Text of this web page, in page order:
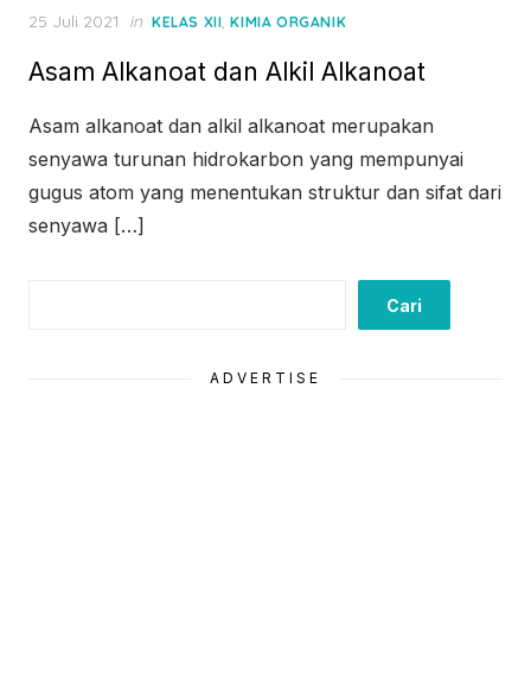
Posted
25 Juli 2021 in KELAS XII,KIMIA ORGANIK
Asam Alkanoat dan Alkil Alkanoat
Asam alkanoat dan alkil alkanoat merupakan
senyawa turunan hidrokarbon yang mempunyai
gugus atom yang menentukan struktur dan sifat dari
senyawa […]
Cari
ADVERTISE